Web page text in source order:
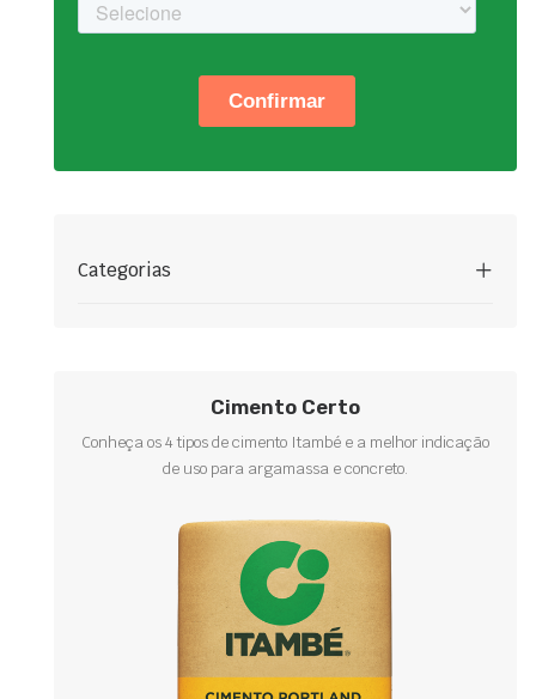
Categorias
Cimento Certo
Conheça os 4 tipos de cimento Itambé e a melhor indicação
de uso para argamassa e concreto.